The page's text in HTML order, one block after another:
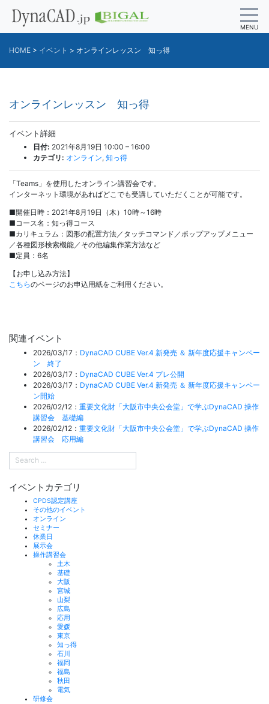
MENU
HOME > イベント > オンラインレッスン 知っ得
オンラインレッスン 知っ得
イベント詳細
日付: 2021年8月19日 10:00 – 16:00
カテゴリ: オンライン, 知っ得
「Teams」を使用したオンライン講習会です。
インターネット環境があればどこでも受講していただくことが可能です。
■開催日時：2021年8月19日（木）10時～16時
■コース名：知っ得コース
■カリキュラム：図形の配置方法／タッチコマンド／ポップアップメニュー
／各種図形検索機能／その他編集作業方法など
■定員：6名
【お申し込み方法】
こちらのページのお申込用紙をご利用ください。
関連イベント
2026/03/17： DynaCAD CUBE Ver.4 新発売 ＆ 新年度応援キャンペー
ン 終了
2026/03/17： DynaCAD CUBE Ver.4 プレ公開
2026/03/17： DynaCAD CUBE Ver.4 新発売 ＆ 新年度応援キャンペー
ン開始
2026/02/12： 重要文化財「大阪市中央公会堂」で学ぶDynaCAD 操作
講習会 基礎編
2026/02/12： 重要文化財「大阪市中央公会堂」で学ぶDynaCAD 操作
講習会 応用編
イベントカテゴリ
CPDS認定講座
その他のイベント
オンライン
セミナー
休業日
展示会
操作講習会
土木
基礎
大阪
宮城
山梨
広島
応用
愛媛
東京
知っ得
石川
福岡
福島
秋田
電気
研修会